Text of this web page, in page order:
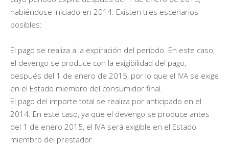
habiéndose iniciado en 2014. Existen tres escenarios
posibles:
El pago se realiza a la expiración del período. En este caso,
el devengo se produce con la exigibilidad del pago,
después del 1 de enero de 2015, por lo que el IVA se exige
en el Estado miembro del consumidor final.
El pago del importe total se realiza por anticipado en el
2014. En este caso, ya que el devengo se produce antes
del 1 de enero 2015, el IVA será exigible en el Estado
miembro del prestador.